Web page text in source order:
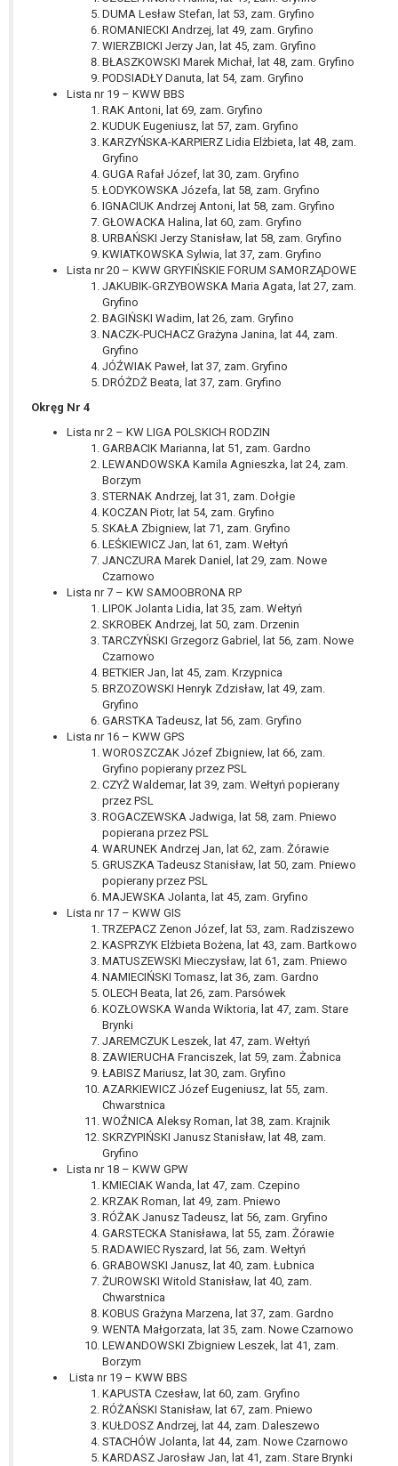
DUMA Lesław Stefan, lat 53, zam. Gryfino
ROMANIECKI Andrzej, lat 49, zam. Gryfino
WIERZBICKI Jerzy Jan, lat 45, zam. Gryfino
BŁASZKOWSKI Marek Michał, lat 48, zam. Gryfino
PODSIADŁY Danuta, lat 54, zam. Gryfino
Lista nr 19 – KWW BBS
RAK Antoni, lat 69, zam. Gryfino
KUDUK Eugeniusz, lat 57, zam. Gryfino
KARZYŃSKA-KARPIERZ Lidia Elżbieta, lat 48, zam.
Gryfino
GUGA Rafał Józef, lat 30, zam. Gryfino
ŁODYKOWSKA Józefa, lat 58, zam. Gryfino
IGNACIUK Andrzej Antoni, lat 58, zam. Gryfino
GŁOWACKA Halina, lat 60, zam. Gryfino
URBAŃSKI Jerzy Stanisław, lat 58, zam. Gryfino
KWIATKOWSKA Sylwia, lat 37, zam. Gryfino
Lista nr 20 – KWW GRYFIŃSKIE FORUM SAMORZĄDOWE
JAKUBIK-GRZYBOWSKA Maria Agata, lat 27, zam.
Gryfino
BAGIŃSKI Wadim, lat 26, zam. Gryfino
NACZK-PUCHACZ Grażyna Janina, lat 44, zam.
Gryfino
JÓŹWIAK Paweł, lat 37, zam. Gryfino
DRÓŻDŻ Beata, lat 37, zam. Gryfino
Okręg Nr 4
Lista nr 2 – KW LIGA POLSKICH RODZIN
GARBACIK Marianna, lat 51, zam. Gardno
LEWANDOWSKA Kamila Agnieszka, lat 24, zam.
Borzym
STERNAK Andrzej, lat 31, zam. Dołgie
KOCZAN Piotr, lat 54, zam. Gryfino
SKAŁA Zbigniew, lat 71, zam. Gryfino
LEŚKIEWICZ Jan, lat 61, zam. Wełtyń
JANCZURA Marek Daniel, lat 29, zam. Nowe
Czarnowo
Lista nr 7 – KW SAMOOBRONA RP
LIPOK Jolanta Lidia, lat 35, zam. Wełtyń
SKROBEK Andrzej, lat 50, zam. Drzenin
TARCZYŃSKI Grzegorz Gabriel, lat 56, zam. Nowe
Czarnowo
BETKIER Jan, lat 45, zam. Krzypnica
BRZOZOWSKI Henryk Zdzisław, lat 49, zam.
Gryfino
GARSTKA Tadeusz, lat 56, zam. Gryfino
Lista nr 16 – KWW GPS
WOROSZCZAK Józef Zbigniew, lat 66, zam.
Gryfino popierany przez PSL
CZYŻ Waldemar, lat 39, zam. Wełtyń popierany
przez PSL
ROGACZEWSKA Jadwiga, lat 58, zam. Pniewo
popierana przez PSL
WARUNEK Andrzej Jan, lat 62, zam. Żórawie
GRUSZKA Tadeusz Stanisław, lat 50, zam. Pniewo
popierany przez PSL
MAJEWSKA Jolanta, lat 45, zam. Gryfino
Lista nr 17 – KWW GIS
TRZEPACZ Zenon Józef, lat 53, zam. Radziszewo
KASPRZYK Elżbieta Bożena, lat 43, zam. Bartkowo
MATUSZEWSKI Mieczysław, lat 61, zam. Pniewo
NAMIECIŃSKI Tomasz, lat 36, zam. Gardno
OLECH Beata, lat 26, zam. Parsówek
KOZŁOWSKA Wanda Wiktoria, lat 47, zam. Stare
Brynki
JAREMCZUK Leszek, lat 47, zam. Wełtyń
ZAWIERUCHA Franciszek, lat 59, zam. Żabnica
ŁABISZ Mariusz, lat 30, zam. Gryfino
AZARKIEWICZ Józef Eugeniusz, lat 55, zam.
Chwarstnica
WOŹNICA Aleksy Roman, lat 38, zam. Krajnik
SKRZYPIŃSKI Janusz Stanisław, lat 48, zam.
Gryfino
Lista nr 18 – KWW GPW
KMIECIAK Wanda, lat 47, zam. Czepino
KRZAK Roman, lat 49, zam. Pniewo
RÓŻAK Janusz Tadeusz, lat 56, zam. Gryfino
GARSTECKA Stanisława, lat 55, zam. Żórawie
RADAWIEC Ryszard, lat 56, zam. Wełtyń
GRABOWSKI Janusz, lat 40, zam. Łubnica
ŻUROWSKI Witold Stanisław, lat 40, zam.
Chwarstnica
KOBUS Grażyna Marzena, lat 37, zam. Gardno
WENTA Małgorzata, lat 35, zam. Nowe Czarnowo
LEWANDOWSKI Zbigniew Leszek, lat 41, zam.
Borzym
Lista nr 19 – KWW BBS
KAPUSTA Czesław, lat 60, zam. Gryfino
RÓŻAŃSKI Stanisław, lat 67, zam. Pniewo
KUŁDOSZ Andrzej, lat 44, zam. Daleszewo
STACHÓW Jolanta, lat 44, zam. Nowe Czarnowo
KARDASZ Jarosław Jan, lat 41, zam. Stare Brynki